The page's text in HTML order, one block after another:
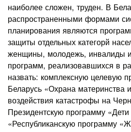
наиболее сложен, труден. В
распространенными формами
планирования являются
защиты отдельных категорй
женщины, молодежь, инвалиды
программ, реализовавшихся в
назвать: комплексную целевую
Беларусь «Охрана материнства
воздействия катастрофы на
Президентскую программу
«Республиканскую программу